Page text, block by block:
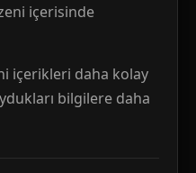
içerisinde
içerikleri daha kolay
bilgilere daha